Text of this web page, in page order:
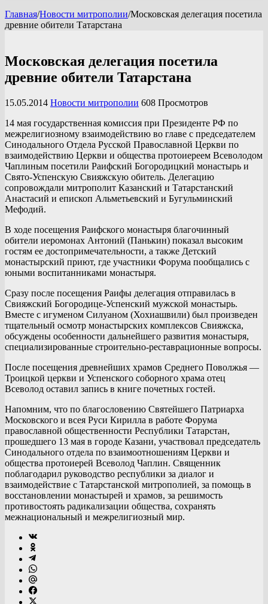
Главная/Новости митрополии/Московская делегация посетила
древние обители Татарстана
Московская делегация посетила
древние обители Татарстана
15.05.2014 Новости митрополии 608 Просмотров
14 мая государственная комиссия при Президенте РФ по
межрелигиозному взаимодействию во главе с председателем
Синодального Отдела Русской Православной Церкви по
взаимодействию Церкви и общества протоиереем Всеволодом
Чаплиным посетили Раифский Богородицкий монастырь и
Свято-Успенскую Свияжскую обитель. Делегацию
сопровождали митрополит Казанский и Татарстанский
Анастасий и епископ Альметьевский и Бугульминский
Мефодий.
В ходе посещения Раифского монастыря благочинный
обители иеромонах Антоний (Панькин) показал высоким
гостям ее достопримечательности, а также Детский
монастырский приют, где участники Форума пообщались с
юными воспитанниками монастыря.
Сразу после посещения Раифы делегация отправилась в
Свияжский Богородице-Успенский мужской монастырь.
Вместе с игуменом Силуаном (Хохиашвили) был произведен
тщательный осмотр монастырских комплексов Свияжска,
обсуждены особенности дальнейшего развития монастыря,
специализированные строительно-реставрационные вопросы.
После посещения древнейших храмов Среднего Поволжья —
Троицкой церкви и Успенского соборного храма отец
Всеволод оставил запись в книге почетных гостей.
Напомним, что по благословению Святейшего Патриарха
Московского и всея Руси Кирилла в работе Форума
православной общественности Республики Татарстан,
прошедшего 13 мая в городе Казани, участвовал председатель
Синодального отдела по взаимоотношениям Церкви и
общества протоиерей Всеволод Чаплин. Священник
поблагодарил руководство республики за диалог и
взаимодействие с Татарстанской митрополией, за помощь в
восстановлении монастырей и храмов, за решимость
противостоять радикализации общества, сохранять
межнациональный и межрелигиозный мир.